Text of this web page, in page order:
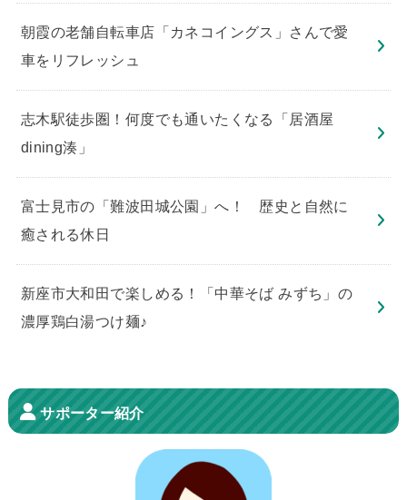
朝霞の老舗自転車店「カネコイングス」さんで愛
車をリフレッシュ
志木駅徒歩圏！何度でも通いたくなる「居酒屋
dining湊」
​富士見市の「難波田城公園」へ！ 歴史と自然に
癒される休日
新座市大和田で楽しめる！「中華そば みずち」の
濃厚鶏白湯つけ麺♪
サポーター紹介